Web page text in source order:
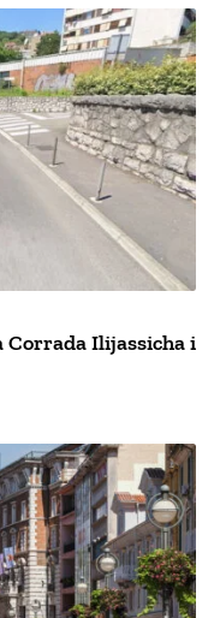
Corrada Ilijassicha i